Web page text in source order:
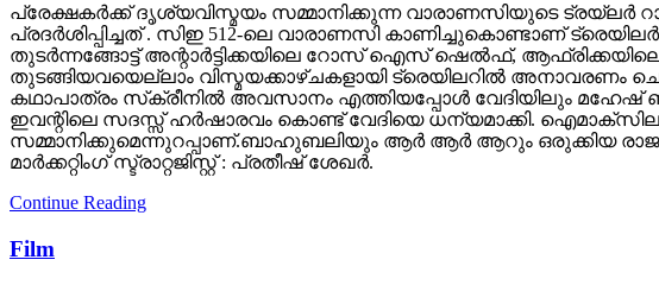
പ്രേക്ഷകർക്ക് ദൃശ്യവിസ്മയം സമ്മാനിക്കുന്ന വാരാണസിയുടെ ട്രയ്ലർ
പ്രദർശിപ്പിച്ചത് . സിഇ 512-ലെ വാരാണസി കാണിച്ചുകൊണ്ടാണ്
തുടര്‍ന്നങ്ങോട്ട് അന്റാര്‍ട്ടിക്കയിലെ റോസ് ഐസ് ഷെല്‍ഫ്,
തുടങ്ങിയവയെല്ലാം വിസ്മയക്കാഴ്ചകളായി ട്രെയിലറില്‍
കഥാപാത്രം സ്‌ക്രീനിൽ അവസാനം എത്തിയപ്പോൾ വേദിയിലും
ഇവന്റിലെ സദസ്സ് ഹർഷാരവം കൊണ്ട് വേദിയെ ധന്യമാക്കി.
സമ്മാനിക്കുമെന്നുറപ്പാണ്.ബാഹുബലിയും ആർ ആർ ആറും ഒരുക്കിയ
മാർക്കറ്റിംഗ് സ്ട്രാറ്റജിസ്റ്റ് : പ്രതീഷ് ശേഖർ.
Continue Reading
Film